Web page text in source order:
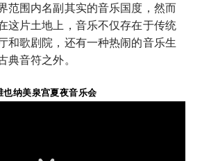
范围内名副其实的音乐国度，然而
这片土地上，音乐不仅存在于传统
和歌剧院，还有一种热闹的音乐生
典音符之外。
也纳美泉宫夏夜音乐会